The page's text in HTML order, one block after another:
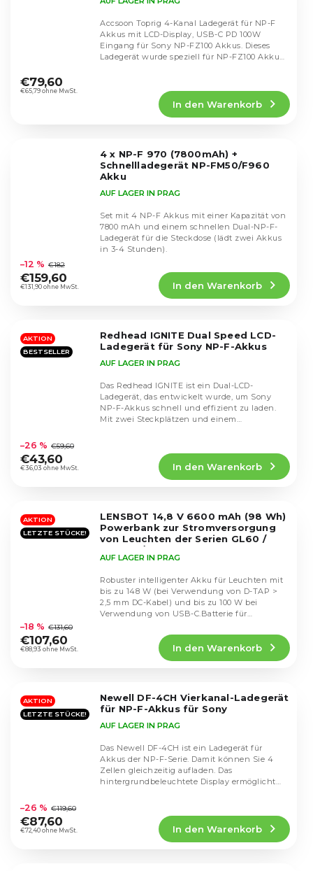
durchschnittliche
Produktbewertung
€65,79 ohne MwSt.
€79,60
In den Warenkorb
Accsoon Toprig 4-Kanal Ladegerät für NP-F
Akkus mit LCD-Display, USB-C PD 100W
Eingang für Sony NP-FZ100 Akkus. Dieses
Ladegerät wurde speziell für NP-FZ100 Akkus
4 x NP-F 970 (7800mAh) +
Schnellladegerät NP-FM50/F960
Akku
durchschnittliche
Produktbewertung
ist
Sternen.
AUF LAGER IN PRAG
€131,90 ohne MwSt.
–12 % €182
€159,60
In den Warenkorb
Set mit 4 NP-F Akkus mit einer Kapazität von
7800 mAh und einem schnellen Dual-NP-F-
Ladegerät für die Steckdose (lädt zwei Akkus
in 3-4 Stunden).
AKTION
BESTSELLER
Redhead IGNITE Dual Speed LCD-
Ladegerät für Sony NP-F-Akkus
durchschnittliche
Produktbewertung
ist
Sternen.
AUF LAGER IN PRAG
€36,03 ohne MwSt.
–26 % €59,60
€43,60
In den Warenkorb
Das Redhead IGNITE ist ein Dual-LCD-
Ladegerät, das entwickelt wurde, um Sony
NP-F-Akkus schnell und effizient zu laden.
Mit zwei Steckplätzen und einem
AKTION
LETZTE STÜCKE!
LENSBOT 14,8 V 6600 mAh (98 Wh)
Powerbank zur Stromversorgung
von Leuchten der Serien GL60 /
GL100x / GL60RGB und anderen
durchschnittliche
Produktbewertung
ist
Sternen.
AUF LAGER IN PRAG
€88,93 ohne MwSt.
–18 % €131,60
€107,60
In den Warenkorb
Robuster intelligenter Akku für Leuchten mit
bis zu 148 W (bei Verwendung von D-TAP >
2,5 mm DC-Kabel) und bis zu 100 W bei
Verwendung von USB-C.Batterie für
AKTION
LETZTE STÜCKE!
Newell DF-4CH Vierkanal-Ladegerät
für NP-F-Akkus für Sony
durchschnittliche
Produktbewertung
ist
AUF LAGER IN PRAG
€72,40 ohne MwSt.
–26 % €119,60
€87,60
In den Warenkorb
Das Newell DF-4CH ist ein Ladegerät für
Akkus der NP-F-Serie. Damit können Sie 4
Zellen gleichzeitig aufladen. Das
hintergrundbeleuchtete Display ermöglicht